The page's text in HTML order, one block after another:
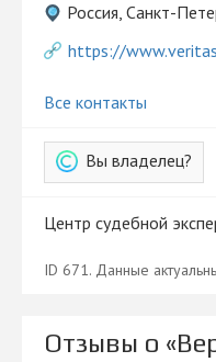
Россия, Санкт-
https://
Все контакты
Вы владелец?
Центр судебной
ID 671. Данные
Отзывы о